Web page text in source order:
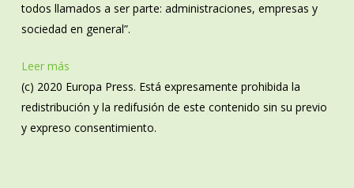
todos llamados a ser parte: administraciones, empresas y
sociedad en general”.
Leer más
(c) 2020 Europa Press. Está expresamente prohibida la
redistribución y la redifusión de este contenido sin su previo
y expreso consentimiento.